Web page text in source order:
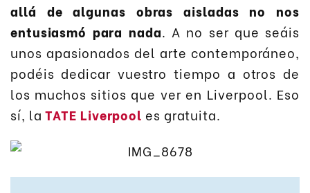
allá de algunas obras aisladas no nos
entusiasmó para nada. A no ser que seáis
unos apasionados del arte contemporáneo,
podéis dedicar vuestro tiempo a otros de
los muchos sitios que ver en Liverpool. Eso
sí, laTATE Liverpool es gratuita.